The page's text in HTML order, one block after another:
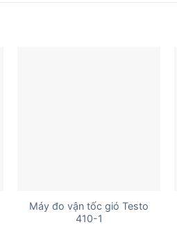
Máy đo vận tốc gió Testo
410-1